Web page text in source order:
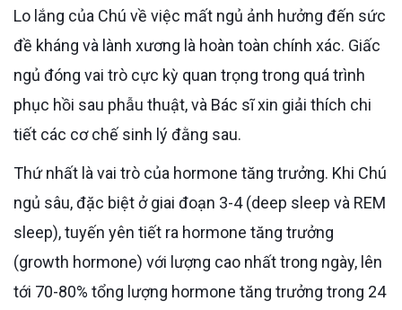
Lo lắng của Chú về việc mất ngủ ảnh hưởng đến sức
đề kháng và lành xương là hoàn toàn chính xác. Giấc
ngủ đóng vai trò cực kỳ quan trọng trong quá trình
phục hồi sau phẫu thuật, và Bác sĩ xin giải thích chi
tiết các cơ chế sinh lý đằng sau.
Thứ nhất là vai trò của hormone tăng trưởng. Khi Chú
ngủ sâu, đặc biệt ở giai đoạn 3-4 (deep sleep và REM
sleep), tuyến yên tiết ra hormone tăng trưởng
(growth hormone) với lượng cao nhất trong ngày, lên
tới 70-80% tổng lượng hormone tăng trưởng trong 24